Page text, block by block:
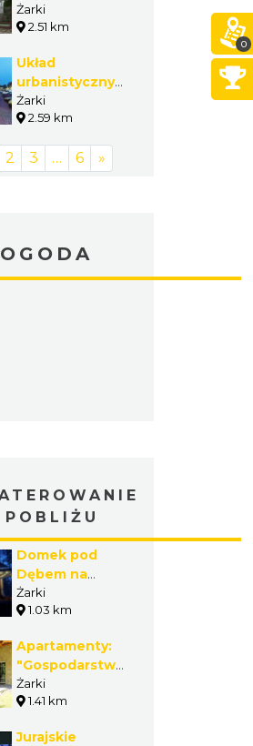
Żarkach
Żarki
2.51 km
Układ
urbanistyczny
Żarek
Żarki
2.59 km
2 3 … 6 »
Domek pod
Dębem na
Jurze
Żarki
1.03 km
Apartamenty:
"Gospodarstwo
Agroturystyczne
Uroczysko
Żarki
1.41 km
Jurajskie
0